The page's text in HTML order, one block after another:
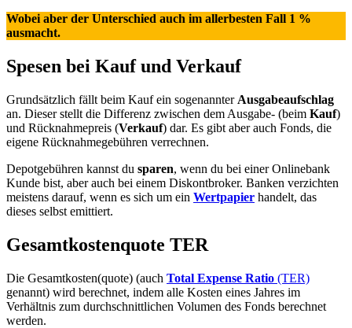
Wobei aber der Unterschied auch im allerbesten Fall 1 %
ausmacht.
Spesen bei Kauf und Verkauf
Grundsätzlich fällt beim Kauf ein sogenannter Ausgabeaufschlag
an. Dieser stellt die Differenz zwischen dem Ausgabe- (beim Kauf)
und Rücknahmepreis (Verkauf) dar. Es gibt aber auch Fonds, die
eigene Rücknahmegebühren verrechnen.
Depotgebühren kannst du sparen, wenn du bei einer Onlinebank
Kunde bist, aber auch bei einem Diskontbroker. Banken verzichten
meistens darauf, wenn es sich um ein Wertpapier handelt, das
dieses selbst emittiert.
Gesamtkostenquote TER
Die Gesamtkosten(quote) (auch Total Expense Ratio (TER)
genannt) wird berechnet, indem alle Kosten eines Jahres im
Verhältnis zum durchschnittlichen Volumen des Fonds berechnet
werden.